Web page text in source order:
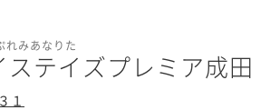
れみあなりた
ステイズプレミア成田
１